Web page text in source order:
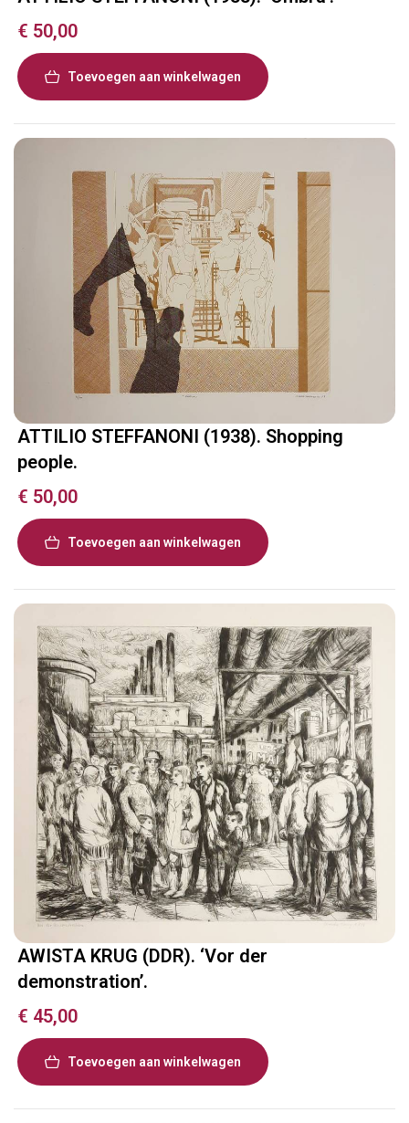
€ 50,00
Toevoegen aan winkelwagen
ATTILIO STEFFANONI (1938). Shopping
people.
€ 50,00
Toevoegen aan winkelwagen
AWISTA KRUG (DDR). ‘Vor der
demonstration’.
€ 45,00
Toevoegen aan winkelwagen